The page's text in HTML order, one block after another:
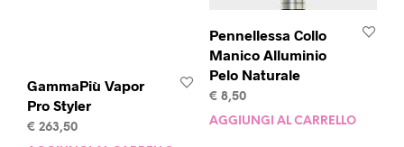
GammaPiù Vapor
Pro Styler
€ 263,50
Pennellessa Collo
Manico Alluminio
Pelo Naturale
€ 8,50
AGGIUNGI AL CARRELLO